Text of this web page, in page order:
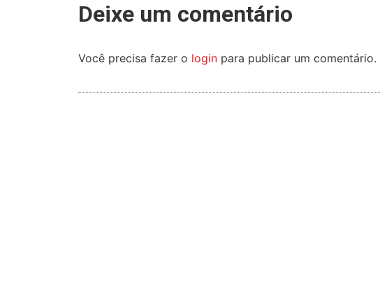
Deixe um comentário
Você precisa fazer o login para publicar um comentário.